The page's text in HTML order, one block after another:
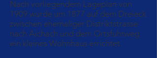
Nach vorliegendem Lageplan von
1909 wurde um 1877 auf dem Dreieck
zwischen ehemaliger Distriktstrasse
nach Aichach und dem Ortsfuhrweg
ein kleines Wohnhaus errichtet.